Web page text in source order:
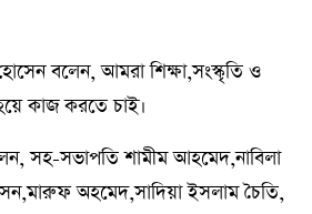
বলেন, আমরা শিক্ষা,সংস্কৃতি ও
কাজ করতে চাই।
সহ-সভাপতি শামীম আহমেদ,নাবিলা
অহমেদ,সাদিয়া ইসলাম চৈতি,